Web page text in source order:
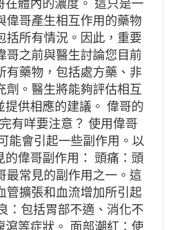
在體內的濃度。 這只是一
偉哥產生相互作用的藥物
括所有情況。因此，重要
哥之前與醫生討論您目前
有藥物，包括處方藥、非
劑。醫生將能夠評估相互
提供相應的建議。 偉哥的
有咩要注意？ 使用偉哥
能會引起一些副作用。以
的偉哥副作用： 頭痛：頭
最常見的副作用之一。這
管擴張和血流增加所引起
：包括胃部不適、消化不